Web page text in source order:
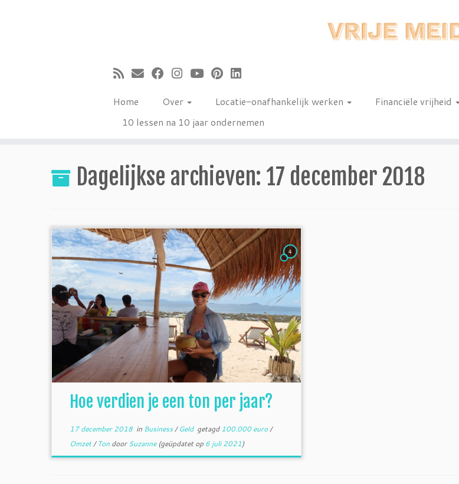
Home Over Locatie-onafhankelijk werken Financiële vrijheid
10 lessen na 10 jaar ondernemen
Dagelijkse archieven: 17 december 2018
4
Hoe verdien je een ton per jaar?
17 december 2018in Business/Geld getagd100.000 euro/
Omzet/Ton doorSuzanne(geüpdatet op 6 juli 2021)